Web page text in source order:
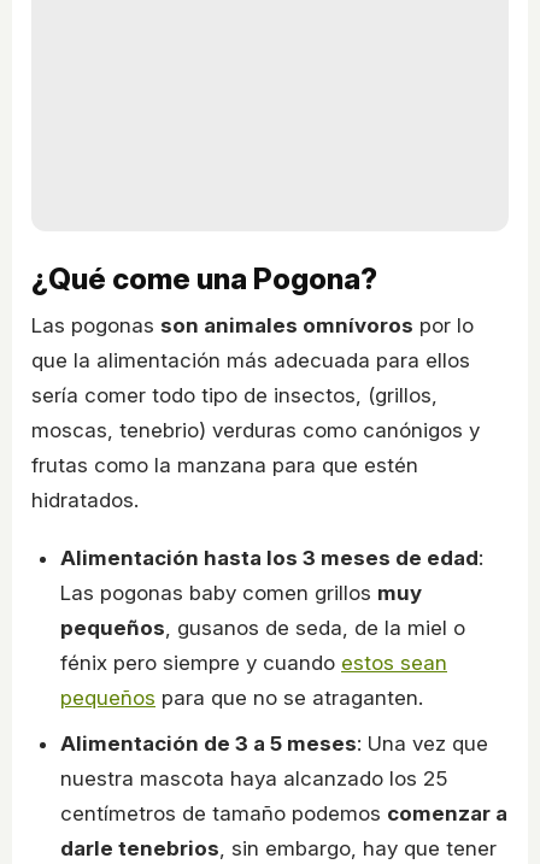
¿Qué come una Pogona?
Las pogonas son animales omnívoros por lo
que la alimentación más adecuada para ellos
sería comer todo tipo de insectos, (grillos,
moscas, tenebrio) verduras como canónigos y
frutas como la manzana para que estén
hidratados.
Alimentación hasta los 3 meses de edad:
Las pogonas baby comen grillos muy
pequeños, gusanos de seda, de la miel o
fénix pero siempre y cuando estos sean
pequeños para que no se atraganten.
Alimentación de 3 a 5 meses: Una vez que
nuestra mascota haya alcanzado los 25
centímetros de tamaño podemos comenzar a
darle tenebrios, sin embargo, hay que tener